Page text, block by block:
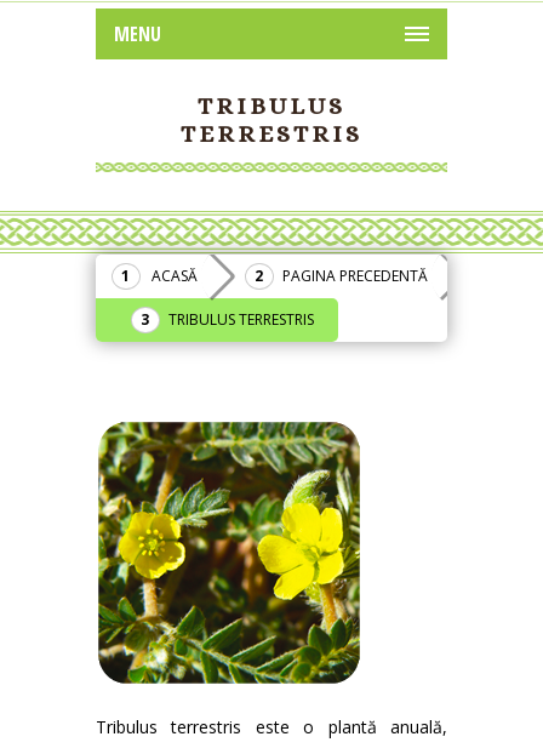
MENU
TRIBULUS
TERRESTRIS
ACASĂ PAGINA PRECEDENTĂ
TRIBULUS TERRESTRIS
Tribulus terrestris este o plantă anuală,